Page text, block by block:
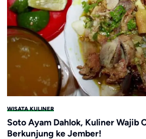
WISATA KULINER
Soto Ayam Dahlok, Kuliner Wajib
Berkunjung ke Jember!